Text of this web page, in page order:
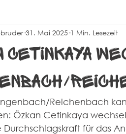
Corona Events Alte
Cetinkaya
31. Mai 2025 1 Min. Lesezeit
Reichenbach
Özkan Cetinkaya
Durchschlagskraft für das